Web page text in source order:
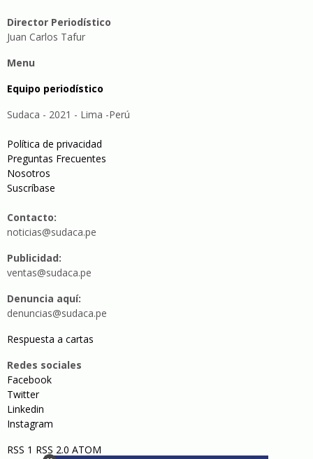
Director Periodístico
Juan Carlos Tafur
Menu
Equipo periodístico
Sudaca - 2021 - Lima -Perú
Política de privacidad
Preguntas Frecuentes
Nosotros
Suscríbase
Contacto:
noticias@sudaca.pe
Publicidad:
ventas@sudaca.pe
Denuncia aquí:
denuncias@sudaca.pe
Respuesta a cartas
Redes sociales
Facebook
Twitter
Linkedin
Instagram
RSS 1 RSS 2.0 ATOM